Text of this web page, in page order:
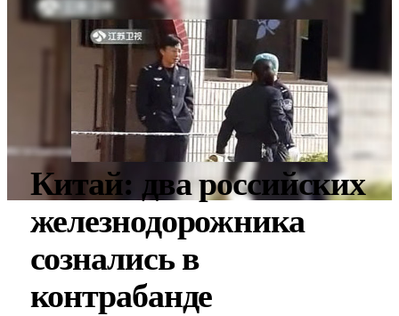
Китай: два российских
железнодорожника
сознались в
контрабанде